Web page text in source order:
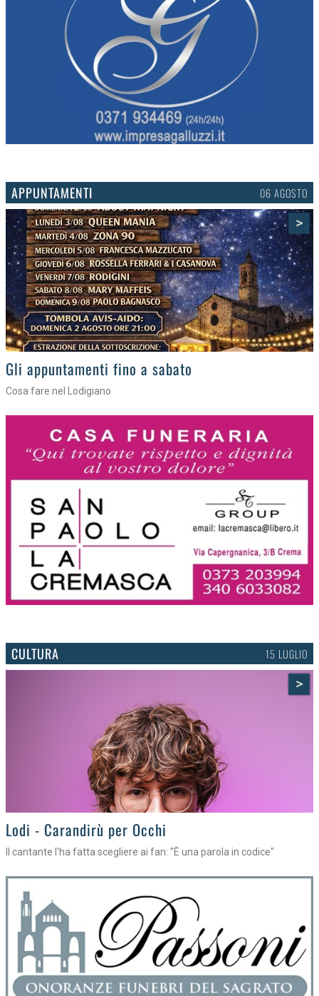
APPUNTAMENTI 03 AGOSTO
>
Gli eventi della settimana
Tra torte, cinema e musica live
CULTURA 15 LUGLIO
>
Lodi - Carandirù per Occhi
Il cantante l'ha fatta scegliere ai fan: "È una parola in codice"